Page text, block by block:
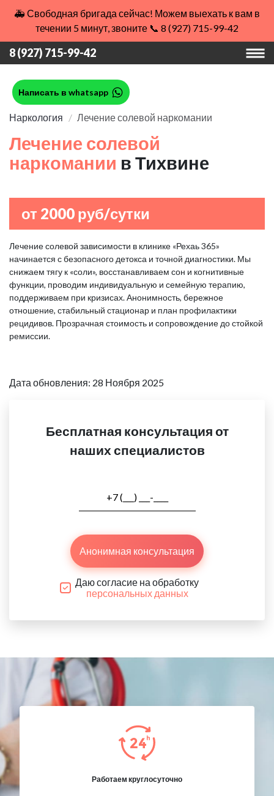
🚑 Свободная бригада сейчас! Можем выехать к вам в
течении 5 минут, звоните 📞 8 (927) 715-99-42
8 (927) 715-99-42
Написать в whatsapp
Наркология Лечение солевой наркомании
Лечение солевой
наркомании в Тихвине
от 2000 руб/сутки
Лечение солевой зависимости в клинике «Рехаь 365»
начинается с безопасного детокса и точной диагностики. Мы
снижаем тягу к «соли», восстанавливаем сон и когнитивные
функции, проводим индивидуальную и семейную терапию,
поддерживаем при кризисах. Анонимность, бережное
отношение, стабильный стационар и план профилактики
рецидивов. Прозрачная стоимость и сопровождение до стойкой
ремиссии.
Дата обновления: 28 Ноября 2025
Бесплатная консультация от
наших специалистов
Анонимная консультация
Даю согласие на обработку
персональных данных
Работаем круглосуточно